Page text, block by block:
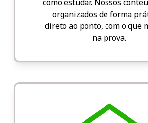
como estudar. Nossos
organizados de forma
direto ao ponto, com o que
na prova.